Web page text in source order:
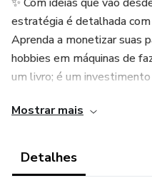
estratégia é detalhada
Aprenda a monetizar suas
hobbies em máquinas de
um livro; é um
🔥 Seja você um
impulso que você precisa.
Mostrar mais
Detalhes